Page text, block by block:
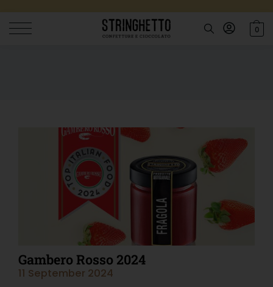
0
Gambero Rosso 2024
11 September 2024